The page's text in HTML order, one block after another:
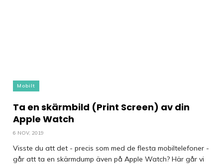
Mobilt
Ta en skärmbild (Print Screen) av din
Apple Watch
6 NOV, 2019
Visste du att det - precis som med de flesta mobiltelefoner -
går att ta en skärmdump även på Apple Watch? Här går vi